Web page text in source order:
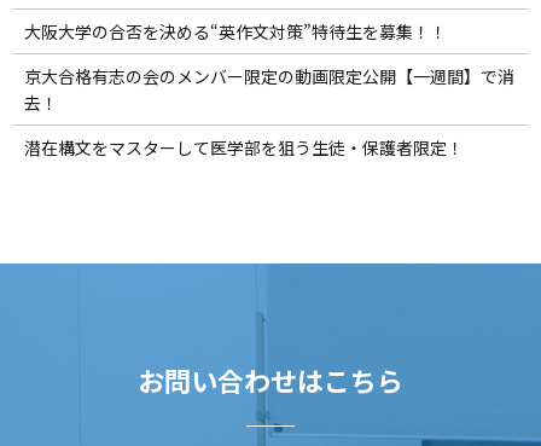
大阪大学の合否を決める“英作文対策”特待生を募集！！
京大合格有志の会のメンバー限定の動画限定公開【一週間】で消
去！
潜在構文をマスターして医学部を狙う生徒・保護者限定！
お問い合わせはこちら